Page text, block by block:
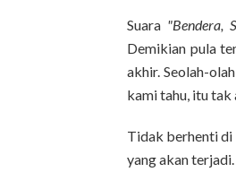
Suara "Bendera,
Demikian pula
akhir. Seolah-
kami tahu, itu tak
Tidak berhenti di
yang akan